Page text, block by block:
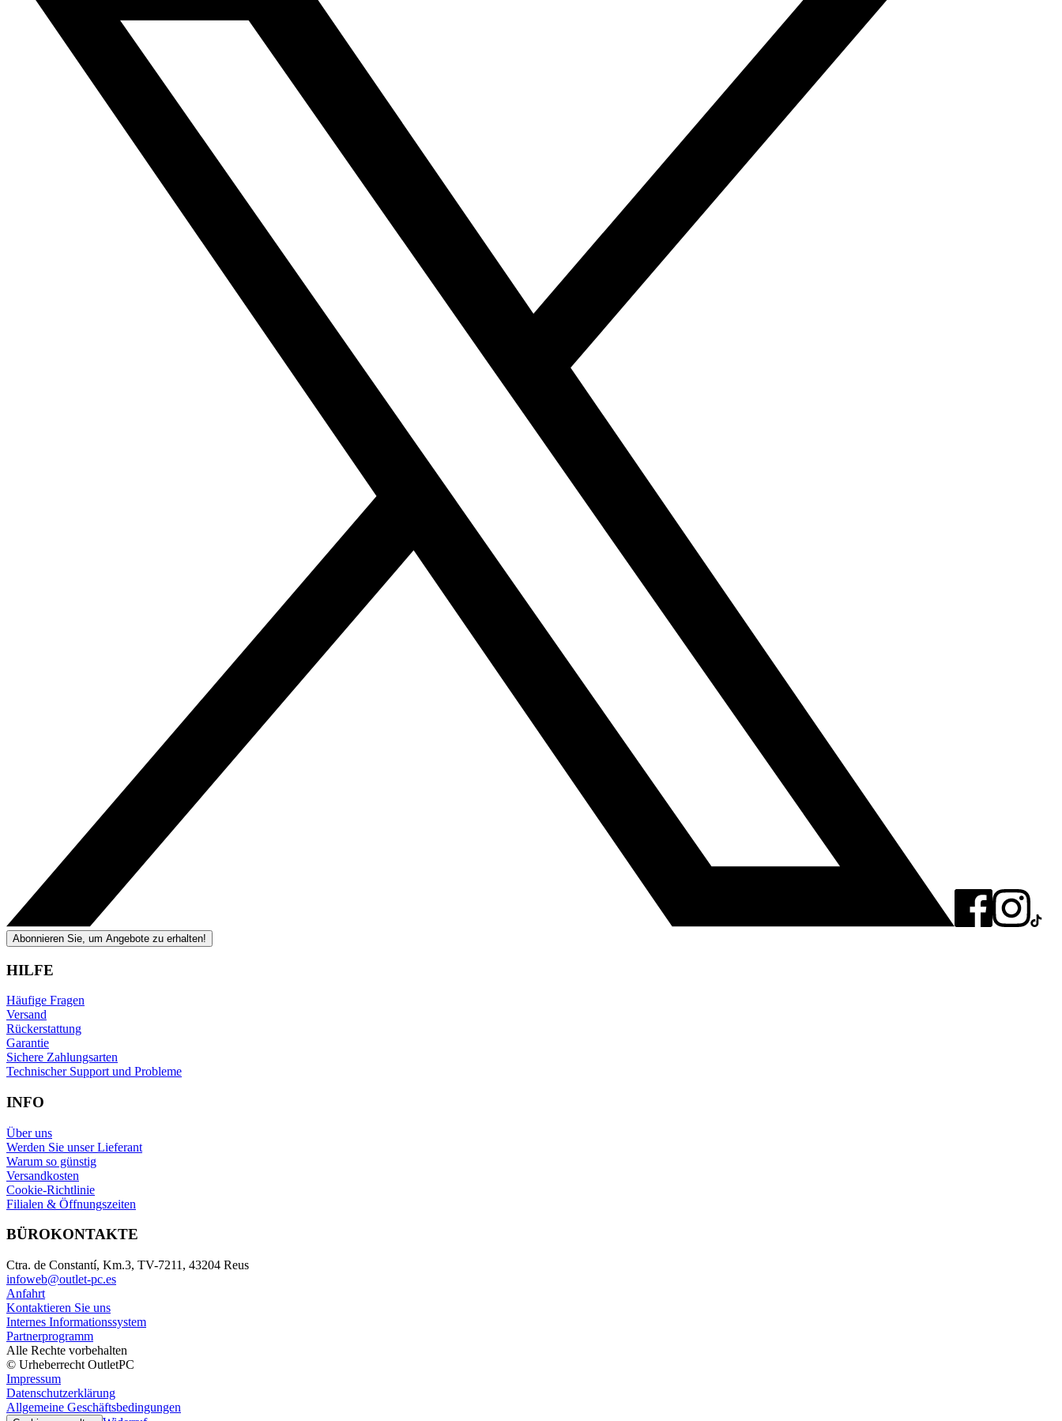
Abonnieren Sie, um Angebote zu erhalten!
HILFE
Häufige Fragen
Versand
Rückerstattung
Garantie
Sichere Zahlungsarten
Technischer Support und Probleme
INFO
Über uns
Werden Sie unser Lieferant
Warum so günstig
Versandkosten
Cookie-Richtlinie
Filialen & Öffnungszeiten
BÜROKONTAKTE
Ctra. de Constantí, Km.3, TV-7211, 43204 Reus
infoweb@outlet-pc.es
Anfahrt
Kontaktieren Sie uns
Internes Informationssystem
Partnerprogramm
Alle Rechte vorbehalten
© Urheberrecht OutletPC
Impressum
Datenschutzerklärung
Allgemeine Geschäftsbedingungen